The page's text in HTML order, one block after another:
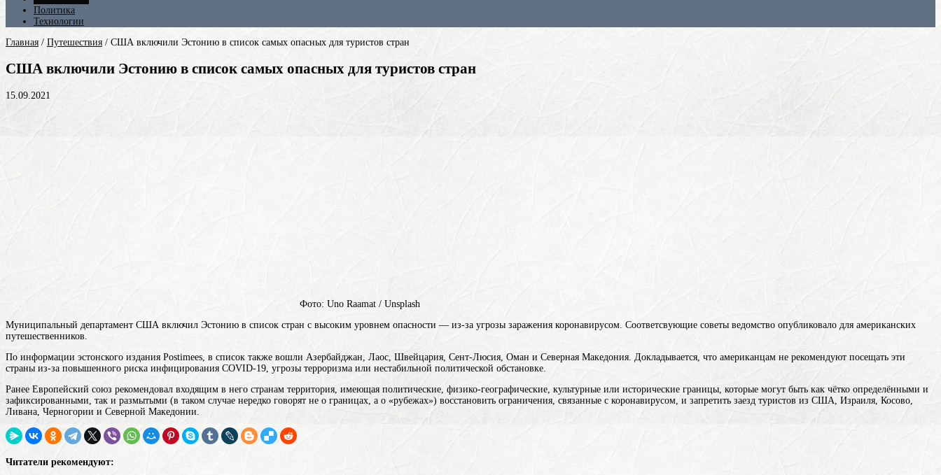
Политика
Технологии
Главная / Путешествия / США включили Эстонию в список самых опасных для туристов стран
США включили Эстонию в список самых опасных для туристов стран
15.09.2021
Фото: Uno Raamat / Unsplash
Муниципальный департамент США включил Эстонию в список стран с высоким уровнем опасности — из-за угрозы заражения коронавирусом. Соответсвующие советы ведомство опубликовало для американских
путешественников.
По информации эстонского издания Postimees, в список также вошли Азербайджан, Лаос, Швейцария, Сент-Люсия, Оман и Северная Македония. Докладывается, что американцам не рекомендуют посещать эти
страны из-за повышенного риска инфицирования COVID-19, угрозы терроризма или нестабильной политической обстановке.
Ранее Европейский союз рекомендовал входящим в него странам территория, имеющая политические, физико-географические, культурные или исторические границы, которые могут быть как чётко определёнными и
зафиксированными, так и размытыми (в таком случае нередко говорят не о границах, а о «рубежах») восстановить ограничения, связанные с коронавирусом, и запретить заезд туристов из США, Израиля, Косово,
Ливана, Черногории и Северной Македонии.
Читатели рекомендуют: